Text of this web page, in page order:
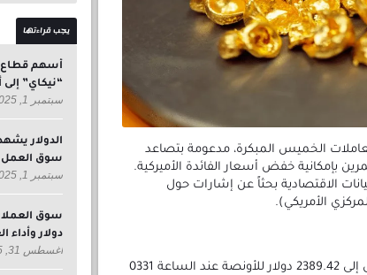
الخميس المبكرة، مدعومة بتصاعد
بإمكانية خفض أسعار الفائدة الأميركية.
الاقتصادية بحثاً عن إشارات حول
الأمريكي).
ارتفع سعر الذهب الفوري بنسبة 0.3% ليصل إلى 2389.42 دولار للأونصة عند الساعة 0331
يجب قراءتها
أسهم قطاع
“نيكاي” إلى
سبتمبر 1, 2025
الدولار
سوق العمل
سبتمبر 1, 2025
دولار وأداء
أغسطس 31, 2025